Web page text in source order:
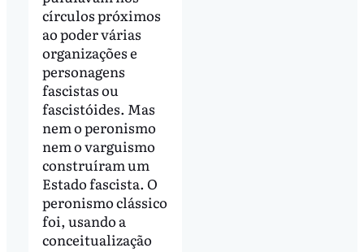
círculos próximos
ao poder várias
organizações e
personagens
fascistas ou
fascistóides. Mas
nem o peronismo
nem o varguismo
construíram um
Estado fascista. O
peronismo clássico
foi, usando a
conceitualização